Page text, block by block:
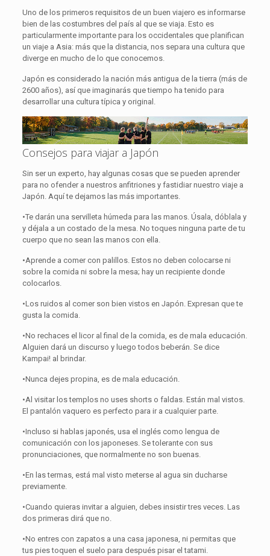
Uno de los primeros requisitos de un buen viajero es informarse
bien de las costumbres del país al que se viaja. Esto es
particularmente importante para los occidentales que planifican
un viaje a Asia: más que la distancia, nos separa una cultura que
diverge en mucho de lo que conocemos.
Japón es considerado la nación más antigua de la tierra (más de
2600 años), así que imaginarás que tiempo ha tenido para
desarrollar una cultura típica y original.
Consejos para viajar a Japón
Sin ser un experto, hay algunas cosas que se pueden aprender
para no ofender a nuestros anfitriones y fastidiar nuestro viaje a
Japón. Aquí te dejamos las más importantes.
•Te darán una servilleta húmeda para las manos. Úsala, dóblala y
y déjala a un costado de la mesa. No toques ninguna parte de tu
cuerpo que no sean las manos con ella.
•Aprende a comer con palillos. Estos no deben colocarse ni
sobre la comida ni sobre la mesa; hay un recipiente donde
colocarlos.
•Los ruidos al comer son bien vistos en Japón. Expresan que te
gusta la comida.
•No rechaces el licor al final de la comida, es de mala educación.
Alguien dará un discurso y luego todos beberán. Se dice
Kampai! al brindar.
•Nunca dejes propina, es de mala educación.
•Al visitar los templos no uses shorts o faldas. Están mal vistos.
El pantalón vaquero es perfecto para ir a cualquier parte.
•Incluso si hablas japonés, usa el inglés como lengua de
comunicación con los japoneses. Se tolerante con sus
pronunciaciones, que normalmente no son buenas.
•En las termas, está mal visto meterse al agua sin ducharse
previamente.
•Cuando quieras invitar a alguien, debes insistir tres veces. Las
dos primeras dirá que no.
•No entres con zapatos a una casa japonesa, ni permitas que
tus pies toquen el suelo para después pisar el tatami.